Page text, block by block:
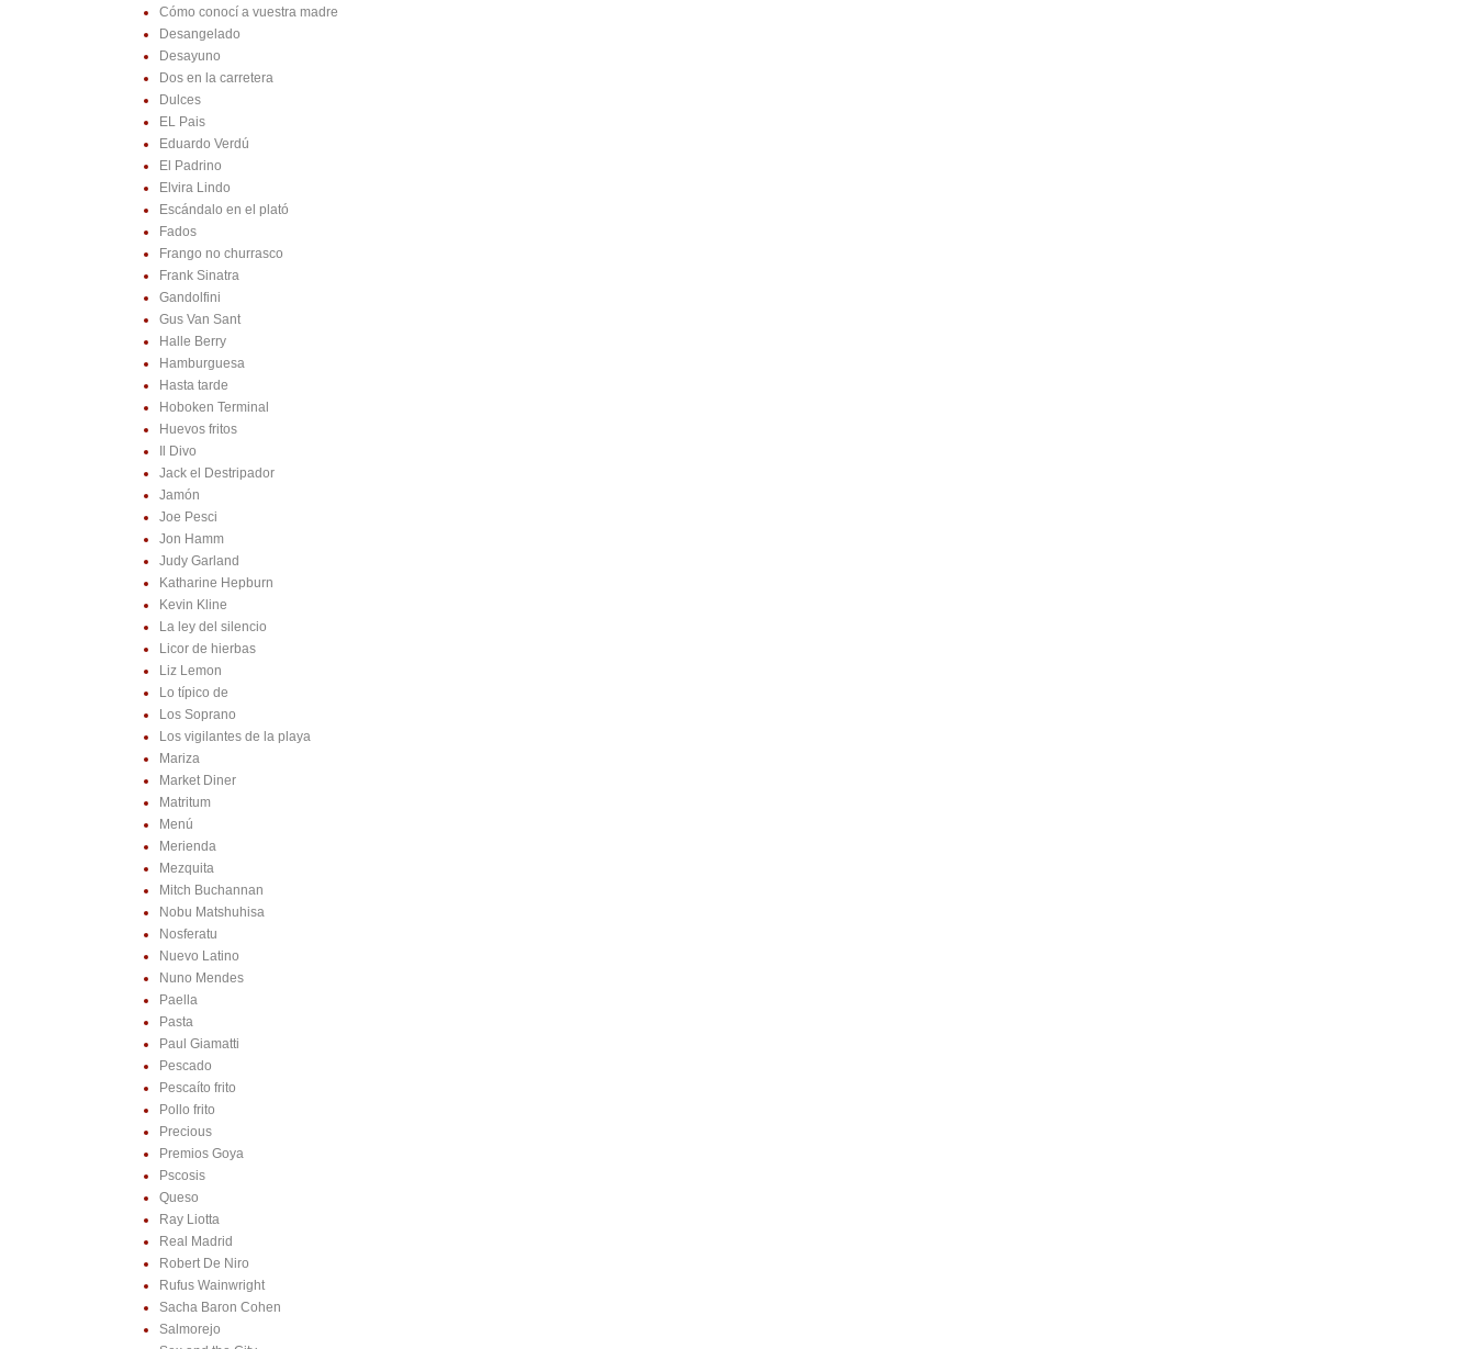
Cómo conocí a vuestra madre
Desangelado
Desayuno
Dos en la carretera
Dulces
EL Pais
Eduardo Verdú
El Padrino
Elvira Lindo
Escándalo en el plató
Fados
Frango no churrasco
Frank Sinatra
Gandolfini
Gus Van Sant
Halle Berry
Hamburguesa
Hasta tarde
Hoboken Terminal
Huevos fritos
Il Divo
Jack el Destripador
Jamón
Joe Pesci
Jon Hamm
Judy Garland
Katharine Hepburn
Kevin Kline
La ley del silencio
Licor de hierbas
Liz Lemon
Lo típico de
Los Soprano
Los vigilantes de la playa
Mariza
Market Diner
Matritum
Menú
Merienda
Mezquita
Mitch Buchannan
Nobu Matshuhisa
Nosferatu
Nuevo Latino
Nuno Mendes
Paella
Pasta
Paul Giamatti
Pescado
Pescaíto frito
Pollo frito
Precious
Premios Goya
Pscosis
Queso
Ray Liotta
Real Madrid
Robert De Niro
Rufus Wainwright
Sacha Baron Cohen
Salmorejo